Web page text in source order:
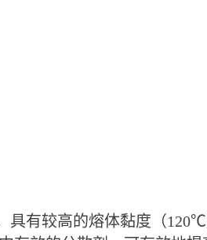
具有较高的熔体黏度（